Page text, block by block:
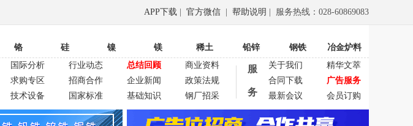
APP下载 官方微信 帮助说明 | 服务热线：028-60869083
铬 硅 镍 镁 稀土 铅锌 钢铁 冶金炉料
国际分析 行业动态 总结回顾
商业资料
求购专区 招商合作 企业新闻
政策法规
技术设备 国家标准 基础知识 钢厂招采
服
务
关于我们
精华文萃
合同下载
广告服务
最新会议
会员订购